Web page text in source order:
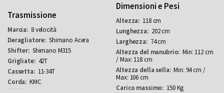
Trasmissione
8 velocità
Shimano Acera
Shimano M315
42T
11-34T
KMC
Dimensioni e Pesi
118 cm
202 cm
74 cm
Min: 112 cm
/ Max: 118 cm
Min: 94 cm /
Max: 106 cm
150 Kg